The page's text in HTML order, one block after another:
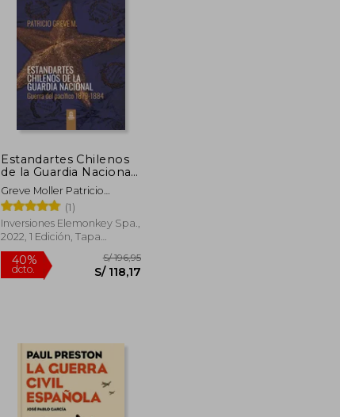
S/ 183,68
S/ 110,21
Estandartes Chilenos
de la Guardia Nacional.
Guerra del Pacífico
1879-1884. FULL
COLOR.
Greve Moller Patricio
Roberto
(1)
Inversiones Elemonkey Spa.,
2022, 1 Edición, Tapa
Blanda, Nuevo
40%
dcto.